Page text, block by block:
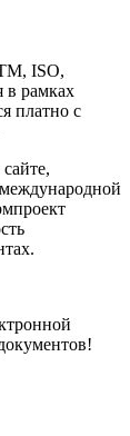
ISO,
в рамках
платно с